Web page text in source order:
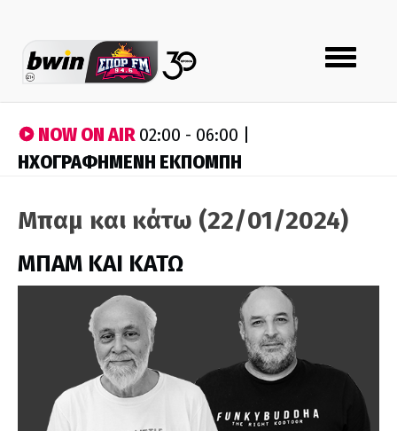
Toggle
navigation
NOW ON AIR02:00 - 06:00 |
ΗΧΟΓΡΑΦΗΜΕΝΗ ΕΚΠΟΜΠΗ
Μπαμ και κάτω (22/01/2024)
ΜΠΑΜ ΚΑΙ ΚΑΤΩ